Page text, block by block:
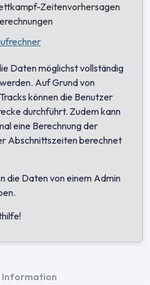
Zeitenvorhersagen
Daten möglichst vollständig
Auf Grund von
können die Benutzer
durchführt. Zudem kann
eine Berechnung der
Abschnittszeiten berechnet
die Daten von einem Admin
Information